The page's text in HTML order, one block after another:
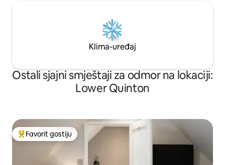
Klima-uređaj
Ostali sjajni smještaji za odmor na lokaciji:
Lower Quinton
Glavni favorit gostiju
Favorit gostiju